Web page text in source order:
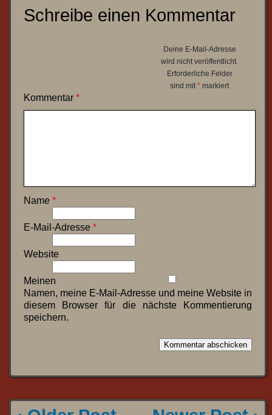
Schreibe einen Kommentar
Deine E-Mail-Adresse
wird nicht veröffentlicht.
Erforderliche Felder
sind mit* markiert
Kommentar *
Name *
E-Mail-Adresse *
Website
Meinen
Namen, meine E-Mail-Adresse und meine Website in
diesem Browser für die nächste Kommentierung
speichern.